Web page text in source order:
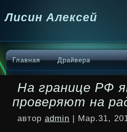
Лисин Алексей
Главная Драйвера
На границе РФ
проверяют на
автор admin | Мар.31,